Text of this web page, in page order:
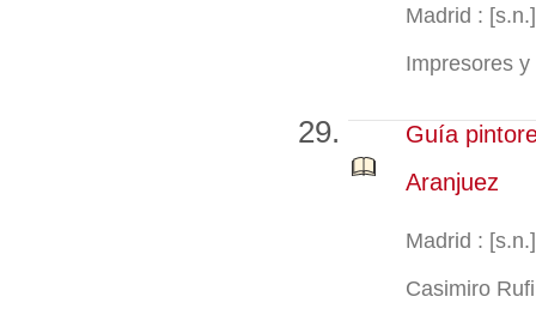
Madrid :
Impresores
Guía
Aranjuez
Madrid :
Casimiro